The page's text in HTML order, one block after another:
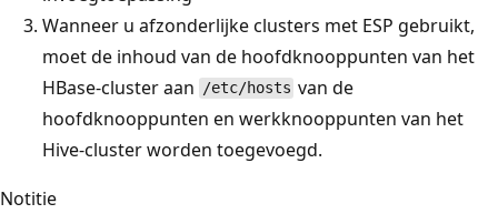
Wanneer u afzonderlijke clusters met ESP gebruikt,
moet de inhoud van de hoofdknooppunten van het
HBase-cluster aan /etc/hosts van de
hoofdknooppunten en werkknooppunten van het
Hive-cluster worden toegevoegd.
Notitie